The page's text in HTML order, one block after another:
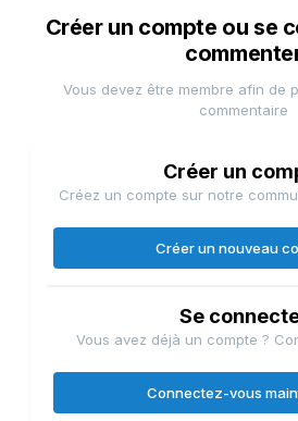
Créer un compte ou se
Vous devez être membre afin de
commentaire
Créer un
Créez un compte sur notre
Créer un nouveau
Se
Vous avez déjà un compte ?
Connectez-vous